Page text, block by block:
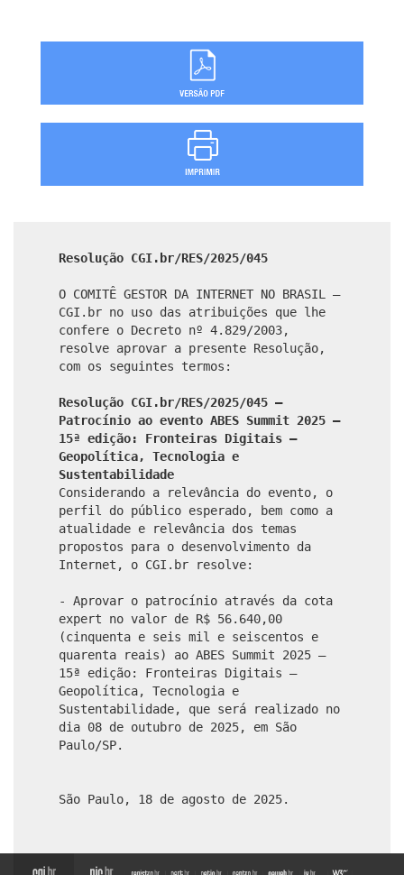
Resolução CGI.br/RES/2025/045
O COMITÊ GESTOR DA INTERNET NO BRASIL –
CGI.br no uso das atribuições que lhe
confere o Decreto nº 4.829/2003,
resolve aprovar a presente Resolução,
com os seguintes termos:
Resolução CGI.br/RES/2025/045 –
Patrocínio ao evento ABES Summit 2025 –
15ª edição: Fronteiras Digitais –
Geopolítica, Tecnologia e
Sustentabilidade
Considerando a relevância do evento, o
perfil do público esperado, bem como a
atualidade e relevância dos temas
propostos para o desenvolvimento da
Internet, o CGI.br resolve:
- Aprovar o patrocínio através da cota
expert no valor de R$ 56.640,00
(cinquenta e seis mil e seiscentos e
quarenta reais) ao ABES Summit 2025 –
15ª edição: Fronteiras Digitais –
Geopolítica, Tecnologia e
Sustentabilidade, que será realizado no
dia 08 de outubro de 2025, em São
Paulo/SP.
São Paulo, 18 de agosto de 2025.